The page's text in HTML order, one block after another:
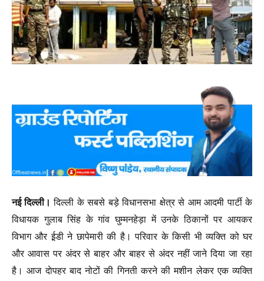
नई दिल्ली। दिल्ली के सबसे बड़े विधानसभा क्षेत्र से आम आदमी पार्टी के
विधायक गुलाब सिंह के गांव घुम्मनहेड़ा में उनके ठिकानों पर आयकर
विभाग और ई़डी ने छापेमारी की है। परिवार के किसी भी व्यक्ति को घर
और आवास पर अंदर से बाहर और बाहर से अंदर नहीं जाने दिया जा रहा
है। आज दाेपहर बाद नोटों की गिनती करने की मशीन लेकर एक व्यक्ति